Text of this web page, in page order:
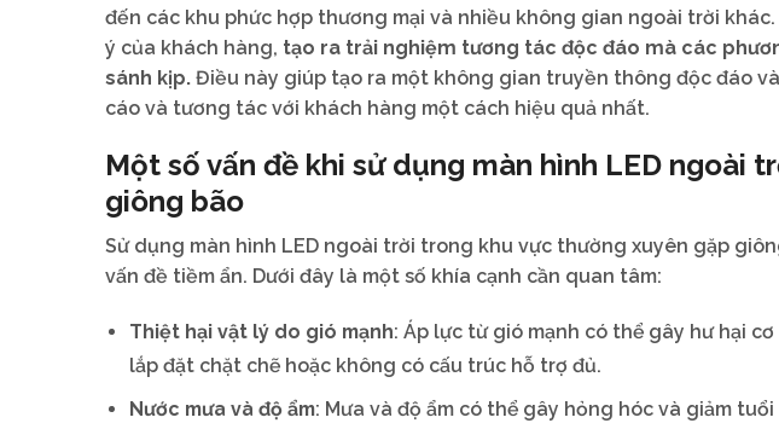
đến các khu phức hợp thương mại và nhiều không gian ngoài trời
ý của khách hàng, tạo ra trải nghiệm tương tác độc đáo mà các
sánh kịp. Điều này giúp tạo ra một không gian truyền thông độc đáo
cáo và tương tác với khách hàng một cách hiệu quả nhất.
Một số vấn đề khi sử dụng màn hình LED ngoài
giông bão
Sử dụng màn hình LED ngoài trời trong khu vực thường xuyên gặp
vấn đề tiềm ẩn. Dưới đây là một số khía cạnh cần quan tâm:
Thiệt hại vật lý do gió mạnh: Áp lực từ gió mạnh có thể gây hư hại
lắp đặt chặt chẽ hoặc không có cấu trúc hỗ trợ đủ.
Nước mưa và độ ẩm: Mưa và độ ẩm có thể gây hỏng hóc và giảm